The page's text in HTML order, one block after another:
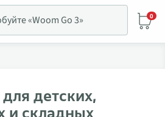
0
детских,
и складных